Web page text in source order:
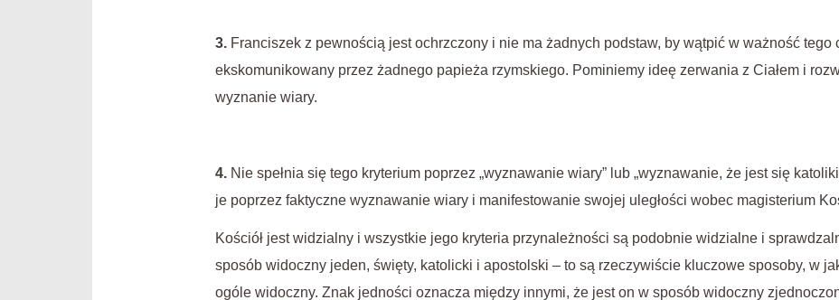
3. Franciszek z pewnością jest ochrzczony i nie ma żadnych podstaw, by wątpić w ważność tego
ekskomunikowany przez żadnego papieża rzymskiego. Pominiemy ideę zerwania z Ciałem i
wyznanie wiary.
4. Nie spełnia się tego kryterium poprzez „wyznawanie wiary” lub „wyznawanie, że jest się
je poprzez faktyczne wyznawanie wiary i manifestowanie swojej uległości wobec magisterium
Kościół jest widzialny i wszystkie jego kryteria przynależności są podobnie widzialne i
sposób widoczny jeden, święty, katolicki i apostolski – to są rzeczywiście kluczowe sposoby, w
ogóle widoczny. Znak jedności oznacza między innymi, że jest on w sposób widoczny